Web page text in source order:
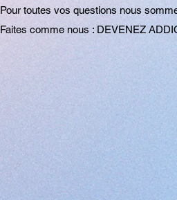
Pour toutes vos questions nous
Faites comme nous : DEVENEZ